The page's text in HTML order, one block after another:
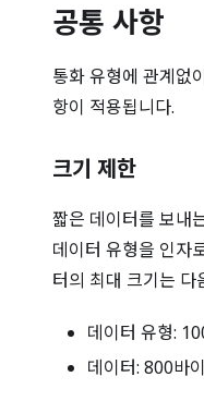
공통 사항
통화 유형에 관계없
항이 적용됩니다.
크기 제한
짧은 데이터를 보내
데이터 유형을 인자
터의 최대 크기는 다
데이터 유형:
데이터: 800바